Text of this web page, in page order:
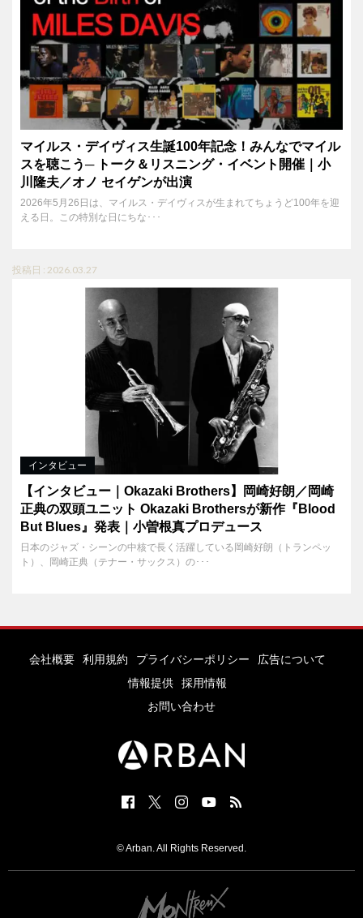
マイルス・デイヴィス生誕100年記念！みんなでマイル
スを聴こう─ トーク＆リスニング・イベント開催｜小
川隆夫／オノ セイゲンが出演
2026年5月26日は、マイルス・デイヴィスが生まれてちょうど100年を迎
える日。この特別な日にちな･･･
投稿日 : 2026.03.27
インタビュー
【インタビュー｜Okazaki Brothers】岡崎好朗／岡崎
正典の双頭ユニット Okazaki Brothersが新作『Blood
But Blues』発表｜小曽根真プロデュース
日本のジャズ・シーンの中核で長く活躍している岡崎好朗（トランペッ
ト）、岡崎正典（テナー・サックス）の･･･
会社概要 利用規約 プライバシーポリシー
広告について
情報提供
採用情報
お問い合わせ
© Arban. All Rights Reserved.